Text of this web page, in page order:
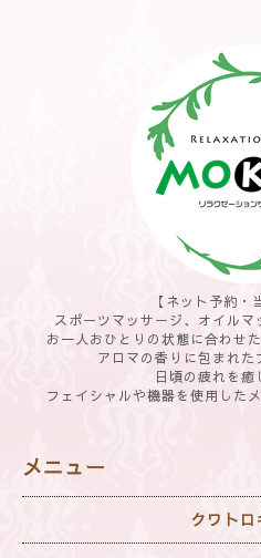
【ネット予約・
スポーツマッサージ、オイル
お一人おひとりの状態に合わせ
アロマの香りに包まれ
日頃の疲れを癒
フェイシャルや機器を使用した
メニュー
クワト